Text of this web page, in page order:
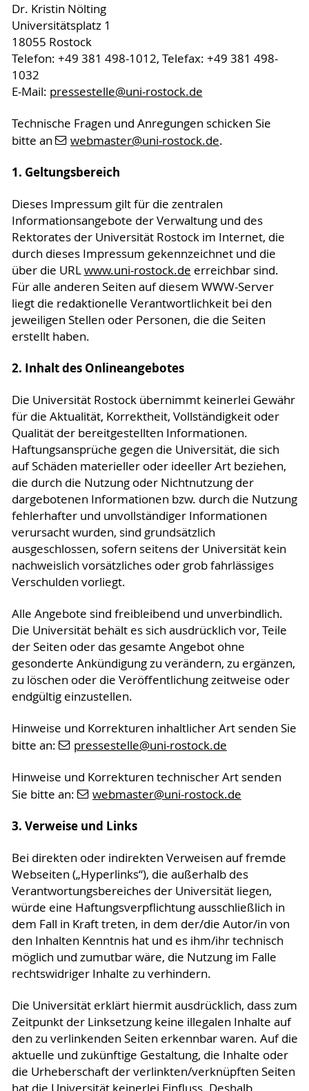
Dr. Kristin Nölting
Universitätsplatz 1
18055 Rostock
Telefon: +49 381 498-1012, Telefax: +49 381 498-
1032
E-Mail: pressestelle@uni-rostock.de
Technische Fragen und Anregungen schicken Sie
bitte an
webmaster@uni-rostock.de.
1. Geltungsbereich
Dieses Impressum gilt für die zentralen
Informationsangebote der Verwaltung und des
Rektorates der Universität Rostock im Internet, die
durch dieses Impressum gekennzeichnet und die
über die URLwww.uni-rostock.de erreichbar sind.
Für alle anderen Seiten auf diesem WWW-Server
liegt die redaktionelle Verantwortlichkeit bei den
jeweiligen Stellen oder Personen, die die Seiten
erstellt haben.
2. Inhalt des Onlineangebotes
Die Universität Rostock übernimmt keinerlei Gewähr
für die Aktualität, Korrektheit, Vollständigkeit oder
Qualität der bereitgestellten Informationen.
Haftungsansprüche gegen die Universität, die sich
auf Schäden materieller oder ideeller Art beziehen,
die durch die Nutzung oder Nichtnutzung der
dargebotenen Informationen bzw. durch die Nutzung
fehlerhafter und unvollständiger Informationen
verursacht wurden, sind grundsätzlich
ausgeschlossen, sofern seitens der Universität kein
nachweislich vorsätzliches oder grob fahrlässiges
Verschulden vorliegt.
Alle Angebote sind freibleibend und unverbindlich.
Die Universität behält es sich ausdrücklich vor, Teile
der Seiten oder das gesamte Angebot ohne
gesonderte Ankündigung zu verändern, zu ergänzen,
zu löschen oder die Veröffentlichung zeitweise oder
endgültig einzustellen.
Hinweise und Korrekturen inhaltlicher Art senden Sie
bitte an:
pressestelle@uni-rostock.de
Hinweise und Korrekturen technischer Art senden
Sie bitte an:
webmaster@uni-rostock.de
3. Verweise und Links
Bei direkten oder indirekten Verweisen auf fremde
Webseiten („Hyperlinks“), die außerhalb des
Verantwortungsbereiches der Universität liegen,
würde eine Haftungsverpflichtung ausschließlich in
dem Fall in Kraft treten, in dem der/die Autor/in von
den Inhalten Kenntnis hat und es ihm/ihr technisch
möglich und zumutbar wäre, die Nutzung im Falle
rechtswidriger Inhalte zu verhindern.
Die Universität erklärt hiermit ausdrücklich, dass zum
Zeitpunkt der Linksetzung keine illegalen Inhalte auf
den zu verlinkenden Seiten erkennbar waren. Auf die
aktuelle und zukünftige Gestaltung, die Inhalte oder
die Urheberschaft der verlinkten/verknüpften Seiten